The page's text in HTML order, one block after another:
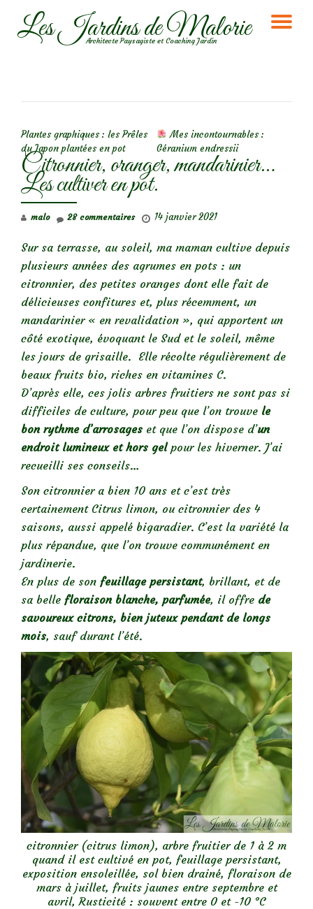
AllerLes Jardins de Malorie
Architecte Paysagiste et Coaching Jardin
Plantes graphiques : les Prêles
du Japon plantées en pot
Mes incontournables :
Géranium endressii
Citronnier, oranger, mandarinier…
Les cultiver en pot.
malo 14 janvier 2021
28 commentaires
Sur sa terrasse, au soleil, ma maman cultive depuis
plusieurs années des agrumes en pots : un
citronnier, des petites oranges dont elle fait de
délicieuses confitures et, plus récemment, un
mandarinier « en revalidation », qui apportent un
côté exotique, évoquant le Sud et le soleil, même
les jours de grisaille. Elle récolte régulièrement de
beaux fruits bio, riches en vitamines C.
D’après elle, ces jolis arbres fruitiers ne sont pas si
difficiles de culture, pour peu que l’on trouve le
bon rythme d’arrosages et que l’on dispose d’un
endroit lumineux et hors gelpour les hiverner. J’ai
recueilli ses conseils…
Son citronnier a bien 10 ans et c’est très
certainement Citrus limon, ou citronnier des 4
saisons, aussi appelé bigaradier. C’est la variété la
plus répandue, que l’on trouve communément en
jardinerie.
En plus de son feuillage persistant, brillant, et de
sa belle floraison blanche, parfumée, il offre de
savoureux citrons, bien juteux pendant de longs
mois, sauf durant l’été.
citronnier (citrus limon), arbre fruitier de 1 à 2 m
quand il est cultivé en pot, feuillage persistant,
exposition ensoleillée, sol bien drainé, floraison de
mars à juillet, fruits jaunes entre septembre et
avril, Rusticité : souvent entre 0 et -10 °C